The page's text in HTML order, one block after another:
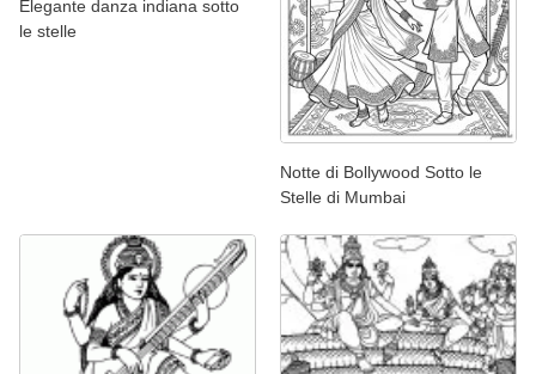
Elegante danza indiana sotto
le stelle
Notte di Bollywood Sotto le
Stelle di Mumbai